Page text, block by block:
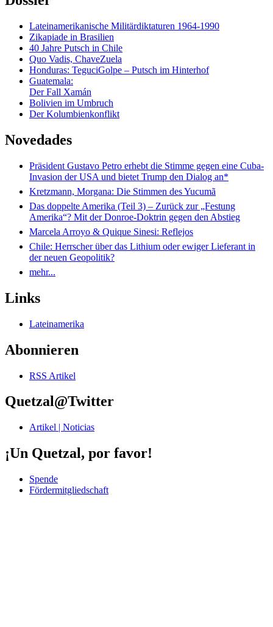
Lateinamerikanische Militärdiktaturen 1964-1990
Zikapiade in Brasilien
40 Jahre Putsch in Chile
Quo Vadis, ChaveZuela
Honduras: TeguciGolpe – Putsch im Hinterhof
Guatemala:
Der Fall Xamán
Bolivien im Umbruch
Der Kolumbienkonflikt
Novedades
Präsident Gustavo Petro erhebt die Stimme gegen eine Cuba-
Invasion der USA und bietet Trump den Dialog an*
Kretzmann, Morgana: Die Stimmen des Yucumã
Das doppelte Amerika (Teil 3) – Zurück zur „Festung
Amerika“? Mit der Donroe-Doktrin gegen den Abstieg
Marcela Arroyo & Quique Sinesi: Reflejos
Chile: Herrscher über das Lithium oder ewiger Lieferant in
der neuen Geopolitik?
mehr...
Links
Lateinamerika
Abonnieren
RSS Artikel
Quetzal@Twitter
Artikel | Noticias
¡Un Quetzal, por favor!
Spende
Fördermitgliedschaft